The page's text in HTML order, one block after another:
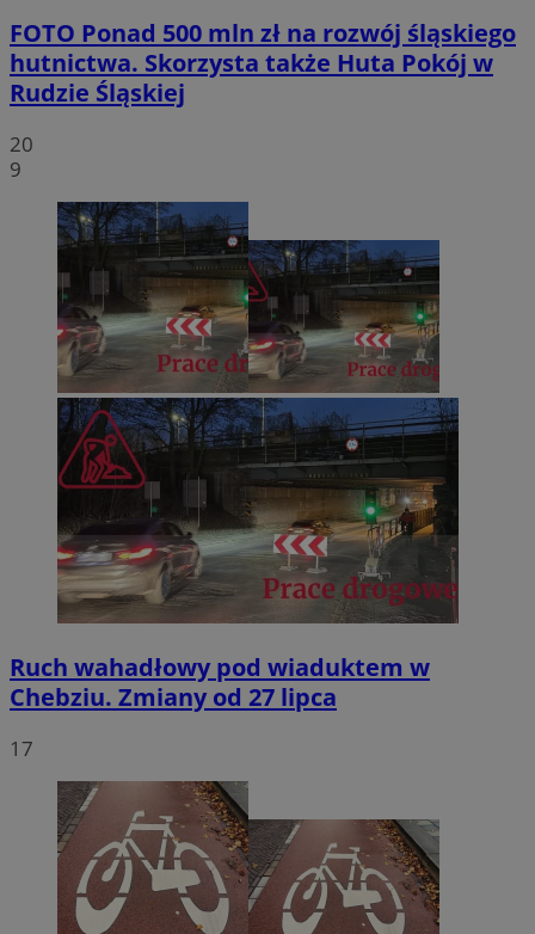
FOTO Ponad 500 mln zł na rozwój śląskiego
hutnictwa. Skorzysta także Huta Pokój w
Rudzie Śląskiej
20
9
Ruch wahadłowy pod wiaduktem w
Chebziu. Zmiany od 27 lipca
17